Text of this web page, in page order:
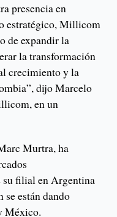
presencia en
estratégico, Millicom
de expandir la
la transformación
crecimiento y la
dijo Marcelo
en un
Murtra, ha
su filial en Argentina
se están dando
México.